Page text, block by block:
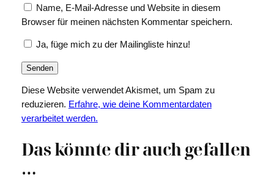
Name, E-Mail-Adresse und Website in diesem
Browser für meinen nächsten Kommentar speichern.
Ja, füge mich zu der Mailingliste hinzu!
Diese Website verwendet Akismet, um Spam zu
reduzieren. Erfahre, wie deine Kommentardaten
verarbeitet werden.
Das könnte dir auch gefallen
…